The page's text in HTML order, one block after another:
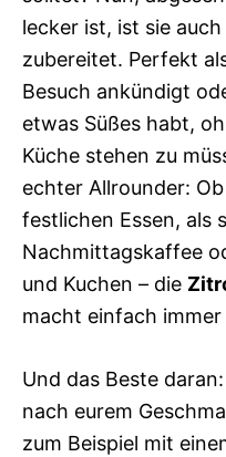
lecker ist, ist sie
zubereitet. Perfekt
Besuch ankündigt
etwas Süßes habt,
Küche stehen zu
echter Allrounder:
festlichen Essen, als
Nachmittagskaffee
und Kuchen – die
macht einfach immer
Und das Beste
nach eurem
zum Beispiel mit